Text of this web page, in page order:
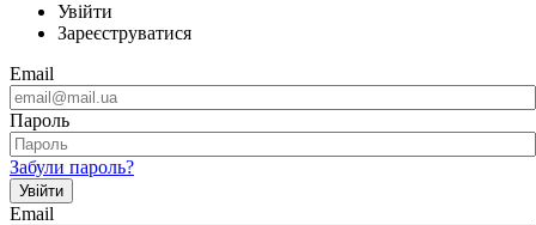
Увійти
Зареєструватися
Email
Пароль
Забули пароль?
Увійти
Email